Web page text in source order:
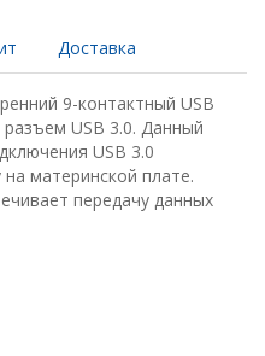
Доставка
9-контактный USB
USB 3.0. Данный
USB 3.0
материнской плате.
передачу данных